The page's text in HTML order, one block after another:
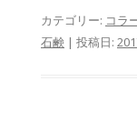
カテゴリー: コラ
石鹸 | 投稿日: